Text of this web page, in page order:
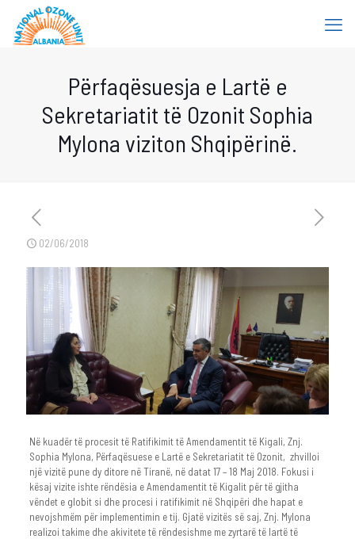
Përfaqësuesja e Lartë e
Sekretariatit të Ozonit Sophia
Mylona viziton Shqipërinë.
02/06/2018
Në kuadër të procesit të Ratifikimit të Amendamentit të Kigali, Znj.
Sophia Mylona, Përfaqësuese e Lartë e Sekretariatit të Ozonit, zhvilloi
një vizitë pune dy ditore në Tiranë, në datat 17 – 18 Maj 2018. Fokusi i
kësaj vizite ishte rëndësia e Amendamentit të Kigalit për të gjitha
vëndet e globit si dhe procesi i ratifikimit në Shqipëri dhe hapat e
nevojshmëm për implementimin e tij. Gjatë vizitës së saj, Znj. Mylona
realizoi takime dhe akivitete të rëndesishme me zyrtarë të lartë të